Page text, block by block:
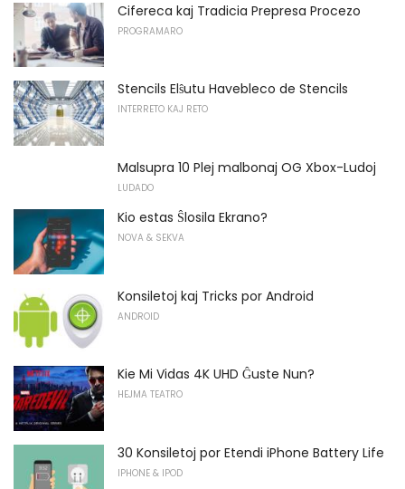
Cifereca kaj Tradicia Prepresa Procezo
PROGRAMARO
Stencils Elŝutu Havebleco de Stencils
INTERRETO KAJ RETO
Malsupra 10 Plej malbonaj OG Xbox-Ludoj
LUDADO
Kio estas Ŝlosila Ekrano?
NOVA & SEKVA
Konsiletoj kaj Tricks por Android
ANDROID
Kie Mi Vidas 4K UHD Ĝuste Nun?
HEJMA TEATRO
30 Konsiletoj por Etendi iPhone Battery Life
IPHONE & IPOD